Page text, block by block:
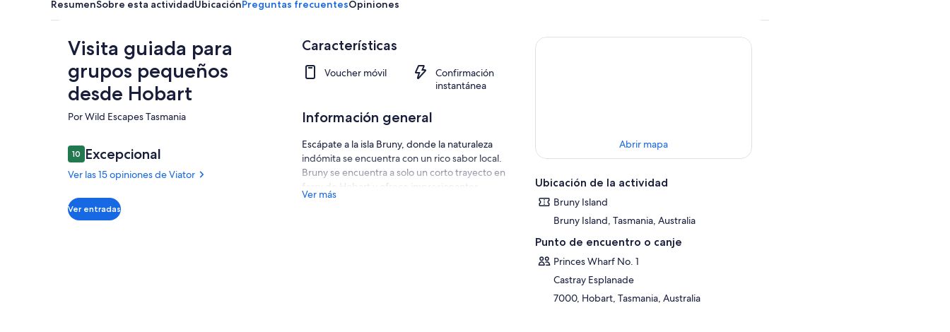
ResumenSobre esta actividadUbicaciónPreguntas frecuentesOpiniones
Visita guiada para
grupos pequeños
desde Hobart
Por Wild Escapes Tasmania
Opiniones
1010 de 10
Excepcional
Ver las 15 opiniones de Viator
10.010.0 de 10
Excepcional
Ver entradas
Características
Voucher móvil
Confirmación
instantánea
Información general
Escápate a la isla Bruny, donde la naturaleza
indómita se encuentra con un rico sabor local.
Bruny se encuentra a solo un corto trayecto en
ferry de Hobart y ofrece impresionantes
acantilados, playas aisladas y exuberantes
Ver más
Abrir mapa
Ubicación de la actividad
Bruny Island
Bruny Island, Tasmania, Australia
Punto de encuentro o canje
Princes Wharf No. 1
Castray Esplanade
7000, Hobart, Tasmania, Australia